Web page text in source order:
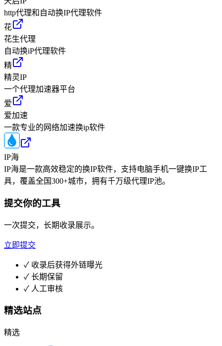
http代理和自动换IP代理软件
花
花生代理
自动换iP代理软件
精
精灵IP
一个代理加速器平台
爱
爱加速
一款专业的网络加速换ip软件
IP海
IP海是一款高效稳定的换IP软件，支持电脑手机一键换IP工
具，覆盖全国300+城市，拥有千万级代理IP池。
提交你的工具
一次提交，长期收录展示。
立即提交
✓ 收录后获得外链曝光
✓ 长期保留
✓ 人工审核
精选站点
精选